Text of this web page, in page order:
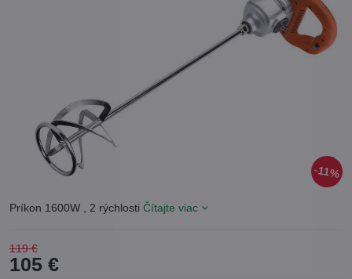
11%
Príkon 1600W , 2 rýchlosti Čítajte viac
119 €
105 €